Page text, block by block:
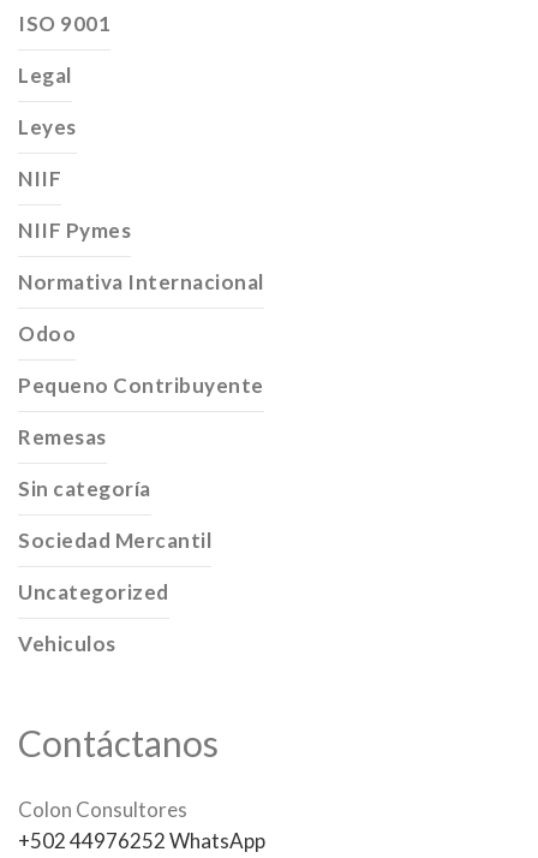
ISO 9001
Legal
Leyes
NIIF
NIIF Pymes
Normativa Internacional
Odoo
Pequeno Contribuyente
Remesas
Sin categoría
Sociedad Mercantil
Uncategorized
Vehiculos
Contáctanos
Colon Consultores
+502 44976252 WhatsApp